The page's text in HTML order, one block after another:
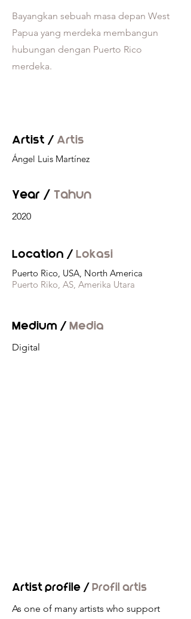
Bayangkan sebuah masa depan West
Papua yang merdeka membangun
hubungan dengan Puerto Rico
merdeka.
Artist / Artis
Ángel Luis Martínez
Year / Tahun
2020
Location /Lokasi
Puerto Rico, USA, North America
Puerto Riko, AS, Amerika Utara
Medium /Media
Digital
Artist profile /Profil artis
As one of many artists who support